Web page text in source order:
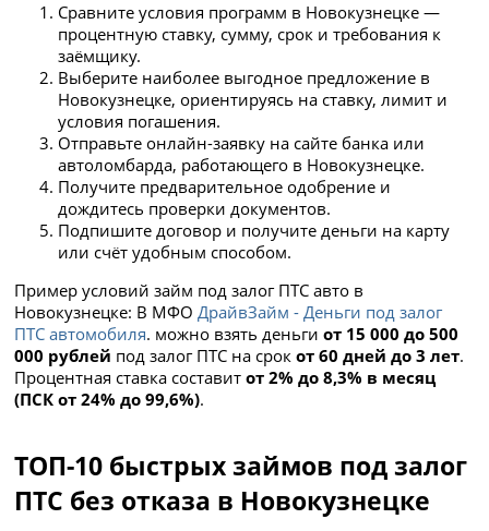
Сравните условия программ в Новокузнецке —
процентную ставку, сумму, срок и требования к
заёмщику.
Выберите наиболее выгодное предложение в
Новокузнецке, ориентируясь на ставку, лимит и
условия погашения.
Отправьте онлайн-заявку на сайте банка или
автоломбарда, работающего в Новокузнецке.
Получите предварительное одобрение и
дождитесь проверки документов.
Подпишите договор и получите деньги на карту
или счёт удобным способом.
Пример условий займ под залог ПТС авто в
Новокузнецке: В МФОДрайвЗайм - Деньги под залог
ПТС автомобиля. можно взять деньгиот 15 000 до 500
000 рублей под залог ПТС на срокот 60 дней до 3 лет.
Процентная ставка составитот 2% до 8,3% в месяц
(ПСК от 24% до 99,6%).
ТОП-10 быстрых займов под залог
ПТС без отказа в Новокузнецке